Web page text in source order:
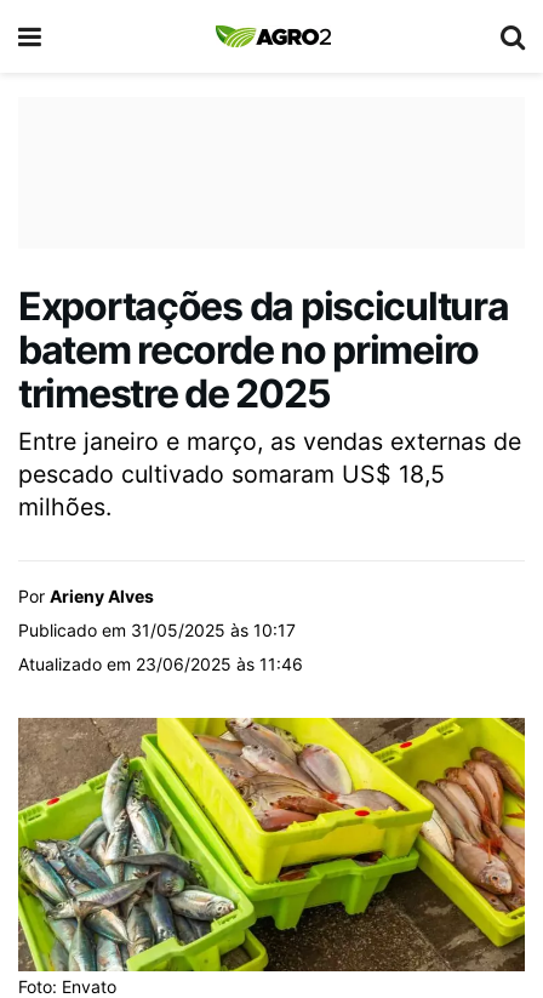
Exportações da piscicultura
batem recorde no primeiro
trimestre de 2025
Entre janeiro e março, as vendas externas de
pescado cultivado somaram US$ 18,5
milhões.
Por Arieny Alves
Publicado em 31/05/2025 às 10:17
Atualizado em 23/06/2025 às 11:46
Foto: Envato